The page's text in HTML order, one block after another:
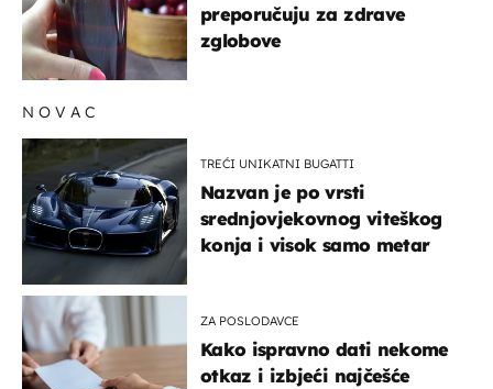
preporučuju za zdrave
zglobove
NOVAC
TREĆI UNIKATNI BUGATTI
Nazvan je po vrsti
srednjovjekovnog viteškog
konja i visok samo metar
ZA POSLODAVCE
Kako ispravno dati nekome
otkaz i izbjeći najčešće